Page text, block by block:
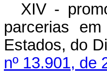
XIV -
parcerias
Estados, do
nº 13.901, de